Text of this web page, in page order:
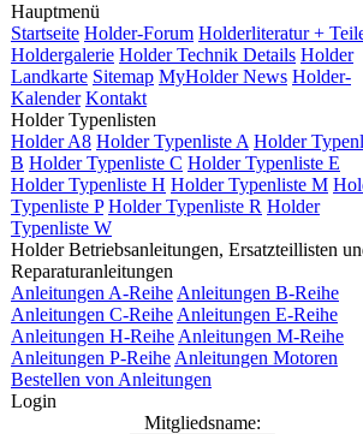
Hauptmenü
Startseite Holder-Forum Holderliteratur +
Holdergalerie Holder Technik Details Holder
Landkarte Sitemap MyHolder News Holder-
Kalender Kontakt
Holder Typenlisten
Holder A8 Holder Typenliste A Holder
B Holder Typenliste C Holder Typenliste E
Holder Typenliste H Holder Typenliste M
Typenliste P Holder Typenliste R Holder
Typenliste W
Holder Betriebsanleitungen, Ersatzteillisten
Reparaturanleitungen
Anleitungen A-Reihe Anleitungen B-Reihe
Anleitungen C-Reihe Anleitungen E-Reihe
Anleitungen H-Reihe Anleitungen M-Reihe
Anleitungen P-Reihe Anleitungen Motoren
Bestellen von Anleitungen
Login
Mitgliedsname: